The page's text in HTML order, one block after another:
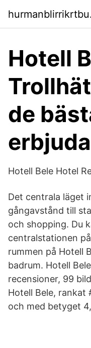
Hotell
de
Hotell Bele Hotel
Det centrala läget
gångavstånd till
och shopping. Du
centralstationen
rummen på Hotell
badrum. Hotell
recensioner, 99
Hotell Bele, rankat
och med betyget